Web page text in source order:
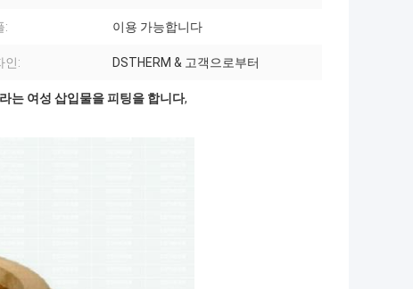
: 이용 가능합니다
인: DSTHERM & 고객으로부터
는 여성 삽입물을 피팅을 합니다,